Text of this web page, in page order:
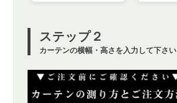
ステップ２
カーテンの横幅・高さを入力して下さい